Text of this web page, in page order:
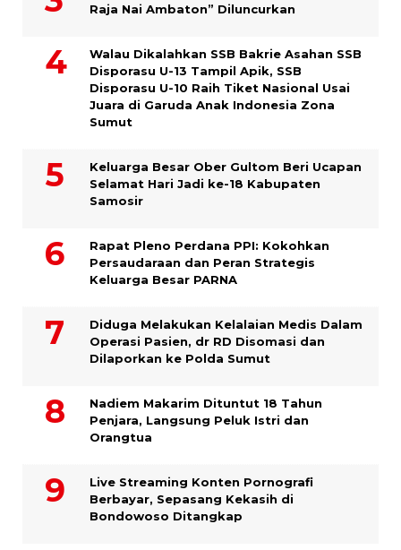
Raja Nai Ambaton” Diluncurkan
Walau Dikalahkan SSB Bakrie Asahan SSB
Disporasu U-13 Tampil Apik, SSB
Disporasu U-10 Raih Tiket Nasional Usai
Juara di Garuda Anak Indonesia Zona
Sumut
Keluarga Besar Ober Gultom Beri Ucapan
Selamat Hari Jadi ke-18 Kabupaten
Samosir
Rapat Pleno Perdana PPI: Kokohkan
Persaudaraan dan Peran Strategis
Keluarga Besar PARNA
Diduga Melakukan Kelalaian Medis Dalam
Operasi Pasien, dr RD Disomasi dan
Dilaporkan ke Polda Sumut
​Nadiem Makarim Dituntut 18 Tahun
Penjara, Langsung Peluk Istri dan
Orangtua
Live Streaming Konten Pornografi
Berbayar, Sepasang Kekasih di
Bondowoso Ditangkap